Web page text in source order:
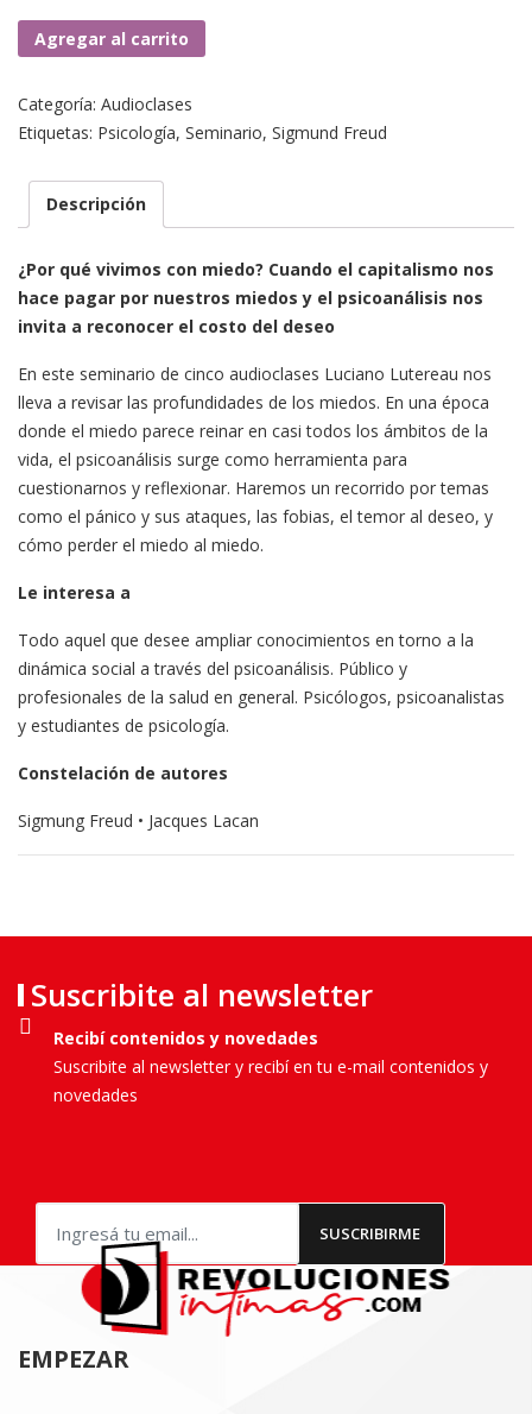
Clase
2.
pánico
y
sus
ataques
cantidad
Agregar al carrito
Categoría: Audioclases
Etiquetas: Psicología, Seminario, Sigmund Freud
Descripción
¿Por qué vivimos con miedo? Cuando el capitalismo nos
hace pagar por nuestros miedos y el psicoanálisis nos
invita a reconocer el costo del deseo
En este seminario de cinco audioclases Luciano Lutereau nos
lleva a revisar las profundidades de los miedos. En una época
donde el miedo parece reinar en casi todos los ámbitos de la
vida, el psicoanálisis surge como herramienta para
cuestionarnos y reflexionar. Haremos un recorrido por temas
como el pánico y sus ataques, las fobias, el temor al deseo, y
cómo perder el miedo al miedo.
Le interesa a
Todo aquel que desee ampliar conocimientos en torno a la
dinámica social a través del psicoanálisis. Público y
profesionales de la salud en general. Psicólogos, psicoanalistas
y estudiantes de psicología.
Constelación de autores
Sigmung Freud • Jacques Lacan
Suscribite al newsletter
Recibí contenidos y novedades
Suscribite al newsletter y recibí en tu e-mail contenidos y
novedades
EMPEZAR